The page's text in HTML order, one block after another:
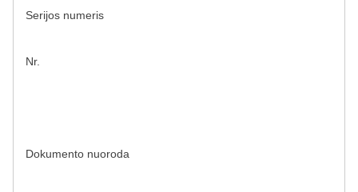
Serijos numeris
Nr.
Dokumento nuoroda